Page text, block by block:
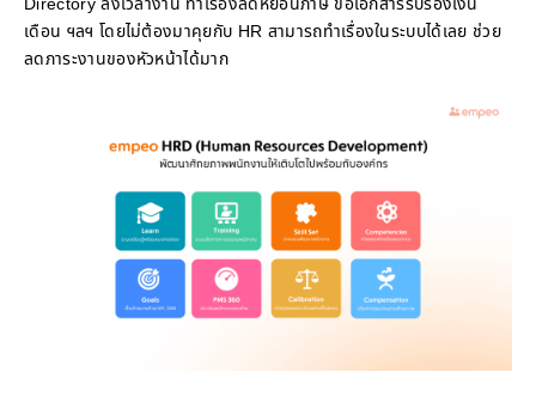
เดือน ฯลฯ โดยไม่ต้องมาคุยกับ HR สามารถทำเรื่องในระบบได้เลย ช่วย
ลดภาระงานของหัวหน้าได้มาก